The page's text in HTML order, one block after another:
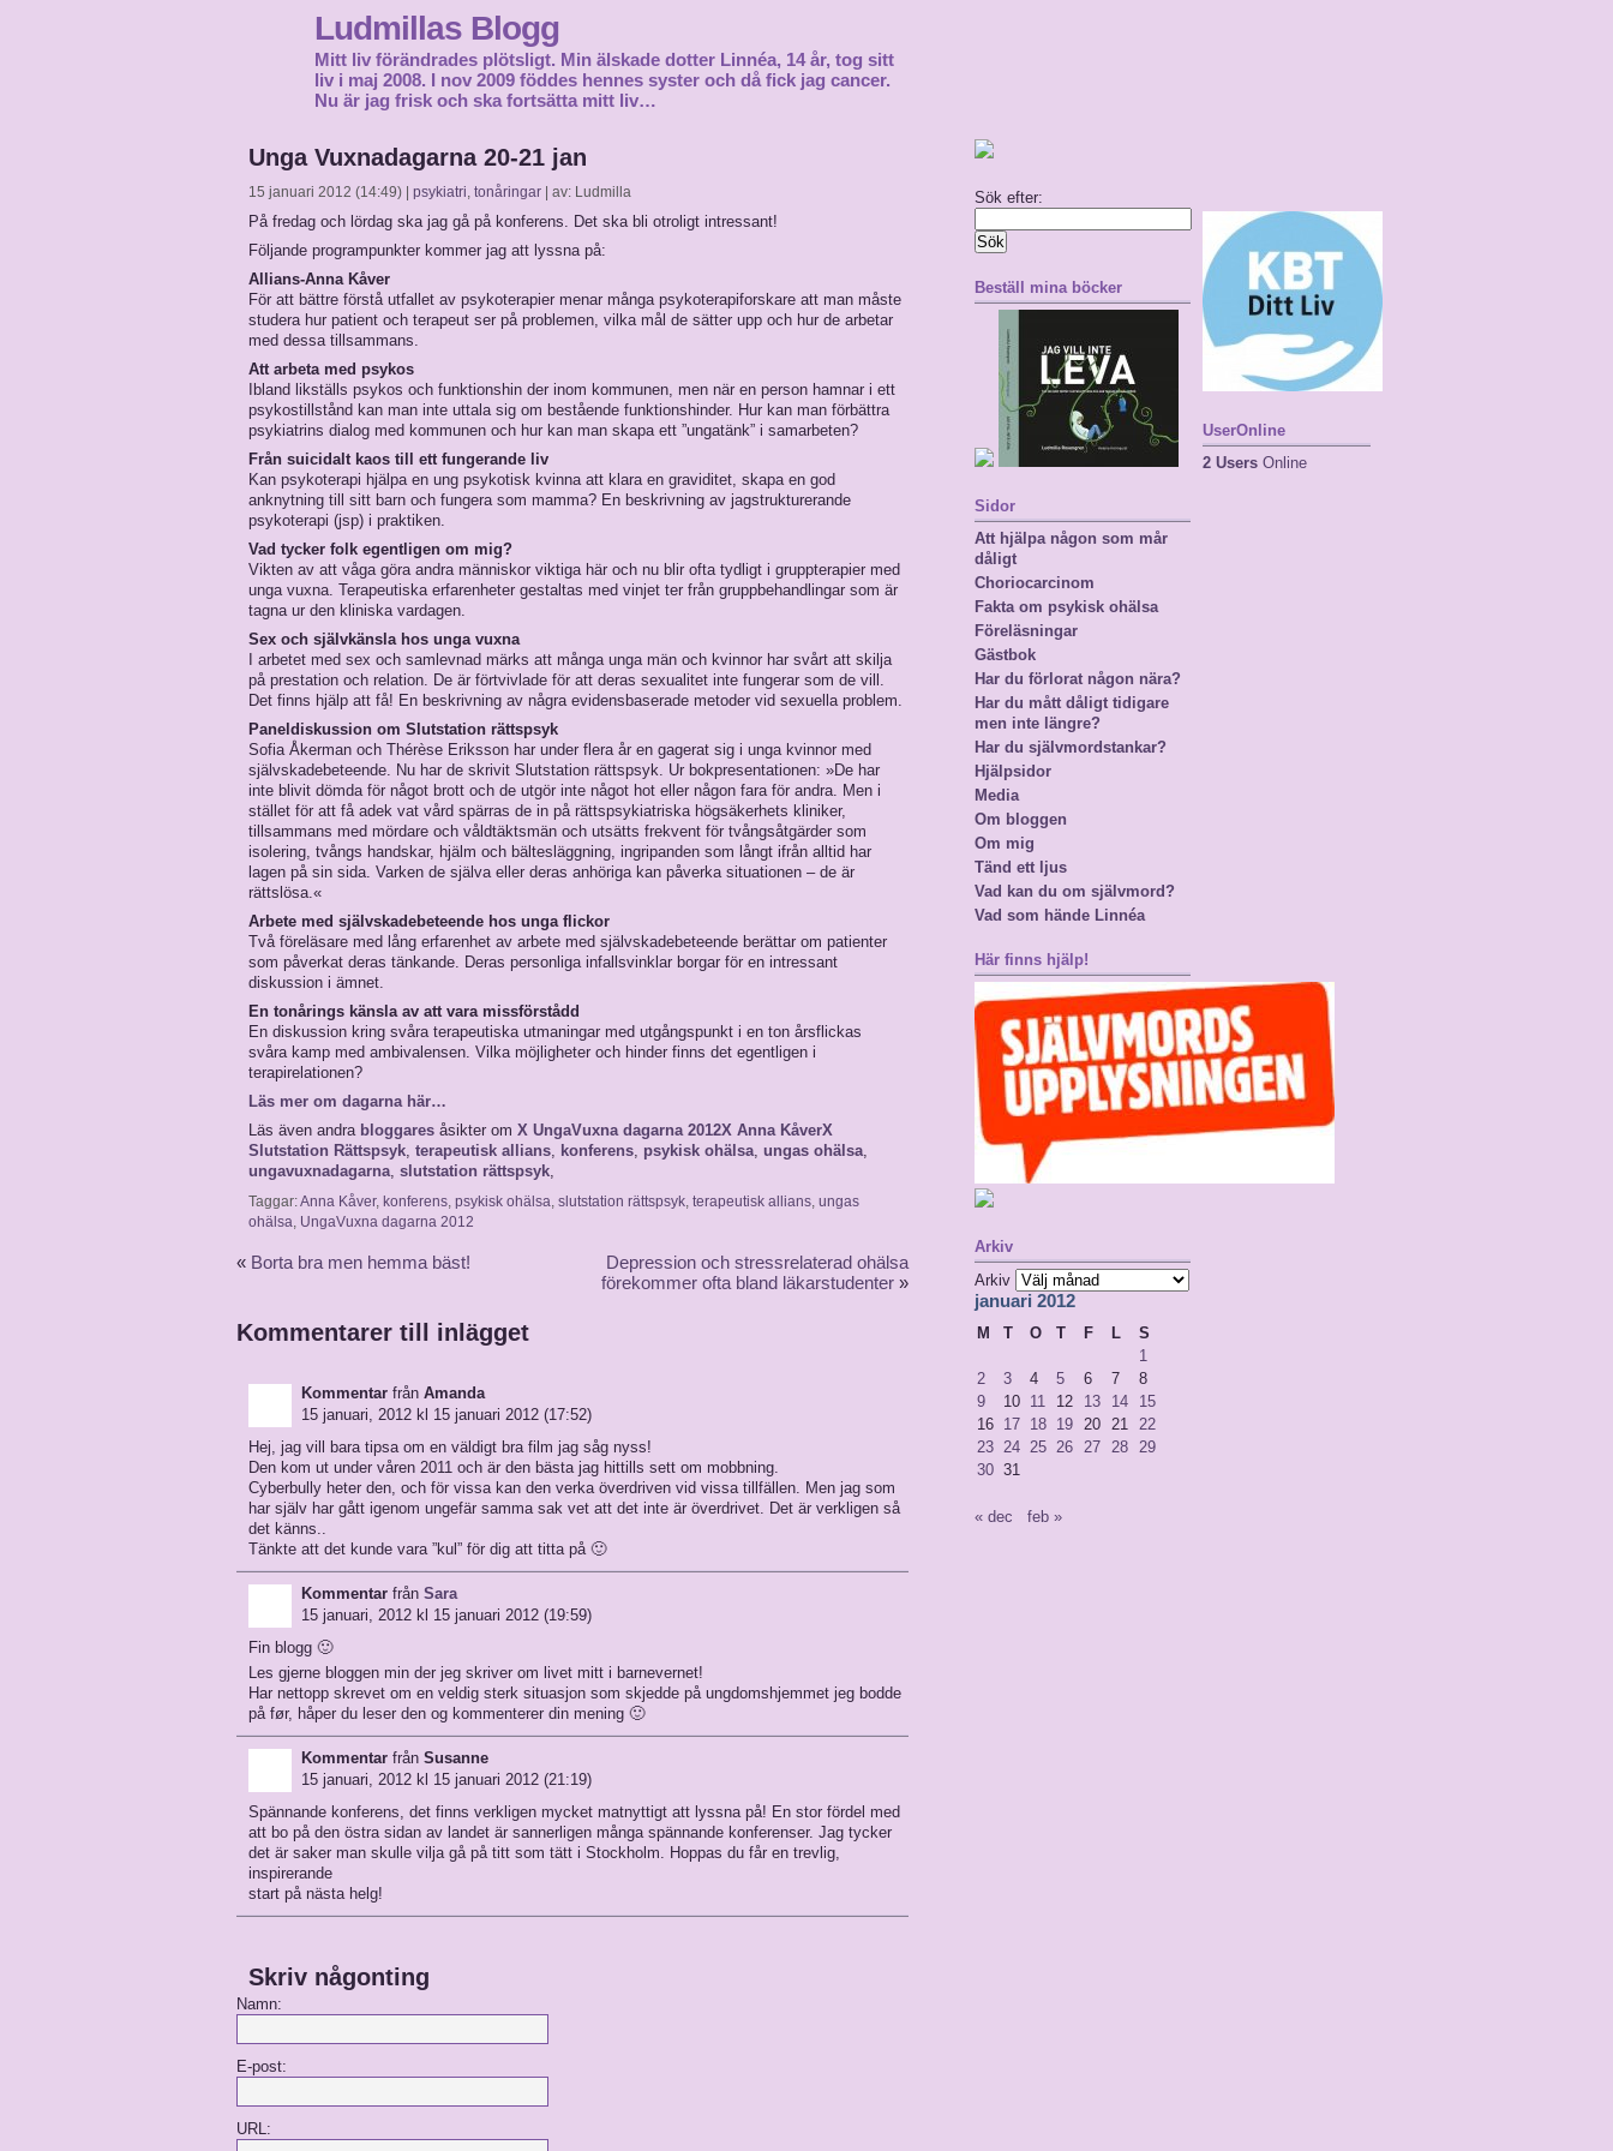
Ludmillas Blogg
Mitt liv förändrades plötsligt. Min älskade dotter Linnéa, 14 år, tog sitt
liv i maj 2008. I nov 2009 föddes hennes syster och då fick jag cancer.
Nu är jag frisk och ska fortsätta mitt liv…
Unga Vuxnadagarna 20-21 jan
15 januari 2012 (14:49) | psykiatri, tonåringar | av: Ludmilla
På fredag och lördag ska jag gå på konferens. Det ska bli otroligt intressant!
Följande programpunkter kommer jag att lyssna på:
Allians-Anna Kåver
För att bättre förstå utfallet av psykoterapier menar många psykoterapiforskare att man måste
studera hur patient och terapeut ser på problemen, vilka mål de sätter upp och hur de arbetar
med dessa tillsammans.
Att arbeta med psykos
Ibland likställs psykos och funktionshin­ der inom kommunen, men när en person hamnar i ett
psykostillstånd kan man inte uttala sig om bestående funktionshinder. Hur kan man förbättra
psykiatrins dialog med kommunen och hur kan man skapa ett ”unga­tänk” i samarbeten?
Från suicidalt kaos till ett fungerande liv
Kan psykoterapi hjälpa en ung psykotisk kvinna att klara en graviditet, skapa en god
anknytning till sitt barn och fungera som mamma? En beskrivning av jagstruk­turerande
psykoterapi (jsp) i praktiken.
Vad tycker folk egentligen om mig?
Vikten av att våga göra andra männis­kor viktiga här och nu blir ofta tydligt i gruppterapier med
unga vuxna. Terapeu­tiska erfarenheter gestaltas med vinjet­ ter från gruppbehandlingar som är
tagna ur den kliniska vardagen.
Sex och självkänsla hos unga vuxna
I arbetet med sex­ och samlevnad märks att många unga män och kvinnor har svårt att skilja
på prestation och relation. De är förtvivlade för att deras sexualitet inte fungerar som de vill.
Det finns hjälp att få! En beskrivning av några evidensba­serade metoder vid sexuella problem.
Paneldiskussion om Slutstation rättspsyk
Sofia Åkerman och Thérèse Eriksson har under flera år en­ gagerat sig i unga kvinnor med
självskadebeteende. Nu har de skrivit Slutstation rättspsyk. Ur bokpresentationen: »De har
inte blivit dömda för något brott och de utgör inte något hot eller någon fara för andra. Men i
stället för att få adek­ vat vård spärras de in på rättspsykiatriska högsäkerhets­ kliniker,
tillsammans med mördare och våldtäktsmän och utsätts frekvent för tvångsåtgärder som
isolering, tvångs­ handskar, hjälm och bältesläggning, ingripanden som långt ifrån alltid har
lagen på sin sida. Varken de själva eller deras anhöriga kan påverka situationen – de är
rättslösa.«
Arbete med självskadebeteende hos unga flickor
Två föreläsare med lång erfarenhet av ar­bete med självskadebeteende berättar om patienter
som påverkat deras tänkande. Deras personliga infallsvinklar borgar för en intressant
diskussion i ämnet.
En tonårings känsla av att vara missförstådd
En diskussion kring svåra terapeutiska utmaningar med utgångspunkt i en ton­ årsflickas
svåra kamp med ambivalensen. Vilka möjligheter och hinder finns det egentligen i
terapirelationen?
Läs mer om dagarna här…
Läs även andra bloggares åsikter om X UngaVuxna dagarna 2012X Anna KåverX
Slutstation Rättspsyk, terapeutisk allians, konferens, psykisk ohälsa, ungas ohälsa,
ungavuxnadagarna, slutstation rättspsyk,
Taggar:Anna Kåver, konferens, psykisk ohälsa, slutstation rättspsyk, terapeutisk allians, ungas
ohälsa, UngaVuxna dagarna 2012
« Borta bra men hemma bäst!
Depression och stressrelaterad ohälsa
förekommer ofta bland läkarstudenter »
Kommentarer till inlägget
Kommentar från Amanda
15 januari, 2012 kl 15 januari 2012 (17:52)
Hej, jag vill bara tipsa om en väldigt bra film jag såg nyss!
Den kom ut under våren 2011 och är den bästa jag hittills sett om mobbning.
Cyberbully heter den, och för vissa kan den verka överdriven vid vissa tillfällen. Men jag som
har själv har gått igenom ungefär samma sak vet att det inte är överdrivet. Det är verkligen så
det känns..
Tänkte att det kunde vara ”kul” för dig att titta på 🙂
Kommentar från Sara
15 januari, 2012 kl 15 januari 2012 (19:59)
Fin blogg 🙂
Les gjerne bloggen min der jeg skriver om livet mitt i barnevernet!
Har nettopp skrevet om en veldig sterk situasjon som skjedde på ungdomshjemmet jeg bodde
på før, håper du leser den og kommenterer din mening 🙂
Kommentar från Susanne
15 januari, 2012 kl 15 januari 2012 (21:19)
Spännande konferens, det finns verkligen mycket matnyttigt att lyssna på! En stor fördel med
att bo på den östra sidan av landet är sannerligen många spännande konferenser. Jag tycker
det är saker man skulle vilja gå på titt som tätt i Stockholm. Hoppas du får en trevlig,
inspirerande
start på nästa helg!
Skriv någonting
Namn:
E-post:
URL:
Sök efter:
Beställ mina böcker
Sidor
Att hjälpa någon som mår
dåligt
Choriocarcinom
Fakta om psykisk ohälsa
Föreläsningar
Gästbok
Har du förlorat någon nära?
Har du mått dåligt tidigare
men inte längre?
Har du självmordstankar?
Hjälpsidor
Media
Om bloggen
Om mig
Tänd ett ljus
Vad kan du om självmord?
Vad som hände Linnéa
Här finns hjälp!
Arkiv
Arkiv
januari 2012
M T O T F L
S
1
2
3 4 5 6 7
8
9
10 11 12 13 14
15
16 17 18 19 20 21 22
23 24 25 26 27 28 29
30 31
« dec feb »
UserOnline
2 Users Online